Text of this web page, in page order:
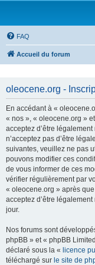
FAQ
Accueil du forum
oleocene.org -
En accédant à «
« nos », « oleocene.org »
acceptez d’être
n’acceptez pas d’être
suivantes, veuillez ne pas
pouvons modifier ces
de vous informer de ces
vérifier régulièrement par
« oleocene.org » après
acceptez d’être
jour.
Nos forums sont
phpBB » et « phpBB
déclaré sous la « licence
téléchargé sur le site de